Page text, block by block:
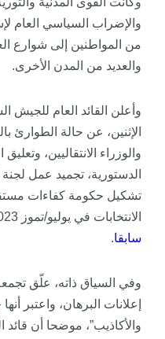
والإضراب السياسي العام
من المواطنين إلى شوارع
والعديد من المدن الأخرى.
وأعلن القائد العام للجيش
الإثنين، عن حالة الطوارئ
والوزراء الانتقاليين،
الدستورية، تجميد عمل
تشكيل حكومة كفاءات
الانتخابات في يوليو/تموز 2023، وفق
سابقا.
وفي السياق ذاته، علّق
إعلانات البرهان، واعتبر
والأكاذيب”، موضحا أن قائد